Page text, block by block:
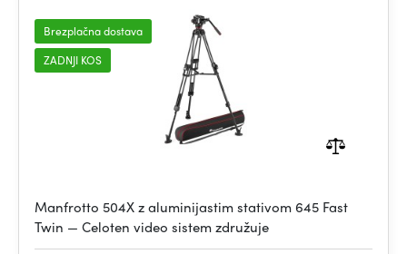
Brezplačna dostava
ZADNJI KOS
Manfrotto 504X z aluminijastim stativom 645 Fast
Twin — Celoten video sistem združuje